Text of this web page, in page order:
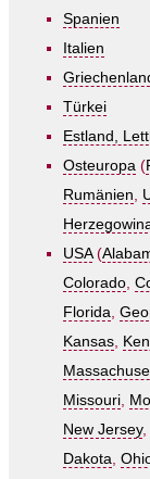
Spanien
Italien
Türkei
Estland,
Osteuropa (
Rumänien,
USA(
Colorado,
Florida,
Kansas,
Missouri,
New Jersey,
Dakota,